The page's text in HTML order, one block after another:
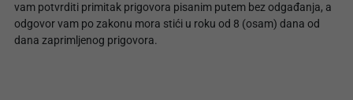
vam potvrditi primitak prigovora pisanim putem bez odgađanja, a
odgovor vam po zakonu mora stići u roku od 8 (osam) dana od
dana zaprimljenog prigovora.